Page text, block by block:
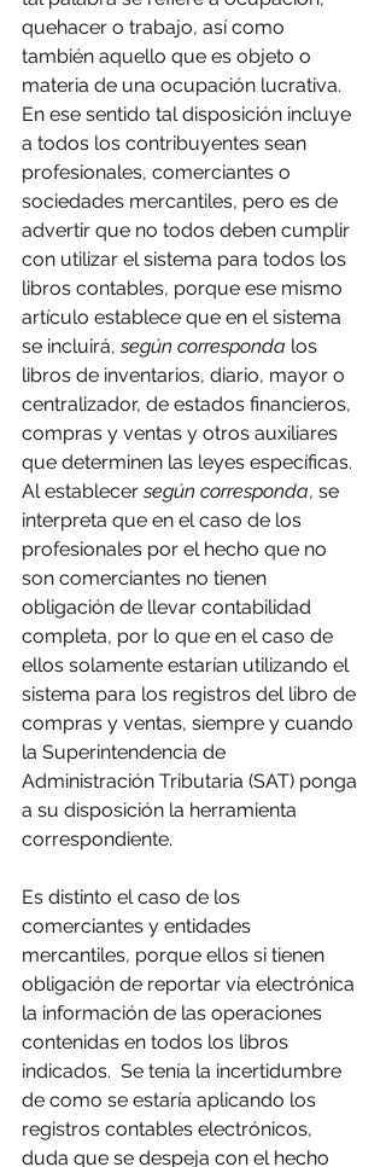
quehacer o trabajo, así como
también aquello que es objeto o
materia de una ocupación lucrativa.
En ese sentido tal disposición incluye
a todos los contribuyentes sean
profesionales, comerciantes o
sociedades mercantiles, pero es de
advertir que no todos deben cumplir
con utilizar el sistema para todos los
libros contables, porque ese mismo
artículo establece que en el sistema
se incluirá, según corresponda los
libros de inventarios, diario, mayor o
centralizador, de estados financieros,
compras y ventas y otros auxiliares
que determinen las leyes específicas.
Al establecer según corresponda, se
interpreta que en el caso de los
profesionales por el hecho que no
son comerciantes no tienen
obligación de llevar contabilidad
completa, por lo que en el caso de
ellos solamente estarían utilizando el
sistema para los registros del libro de
compras y ventas, siempre y cuando
la Superintendencia de
Administración Tributaria (SAT) ponga
a su disposición la herramienta
correspondiente.
Es distinto el caso de los
comerciantes y entidades
mercantiles, porque ellos si tienen
obligación de reportar vía electrónica
la información de las operaciones
contenidas en todos los libros
indicados.  Se tenía la incertidumbre
de como se estaría aplicando los
registros contables electrónicos,
duda que se despeja con el hecho